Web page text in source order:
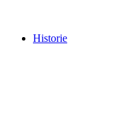
Historie